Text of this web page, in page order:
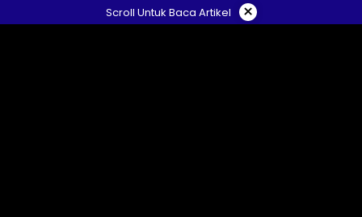
ke
Scroll Untuk Baca Artikel ×